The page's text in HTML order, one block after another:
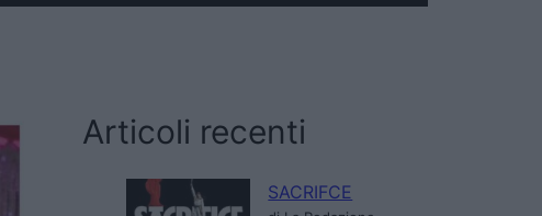
Articoli recenti
SACRIFCE